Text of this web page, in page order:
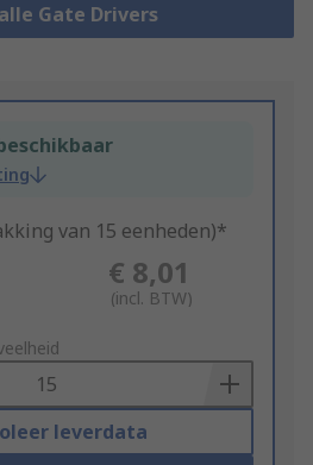
Gate Drivers
van 15 eenheden)*
€ 8,01
(incl. BTW)
leverdata